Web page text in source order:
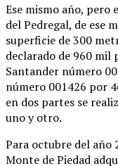
Ese mismo año, pero
del Pedregal, de ese
superficie de 300
declarado de 960 mil
Santander número
número 001426 por
en dos partes se
uno y otro.
Para octubre del año
Monte de Piedad